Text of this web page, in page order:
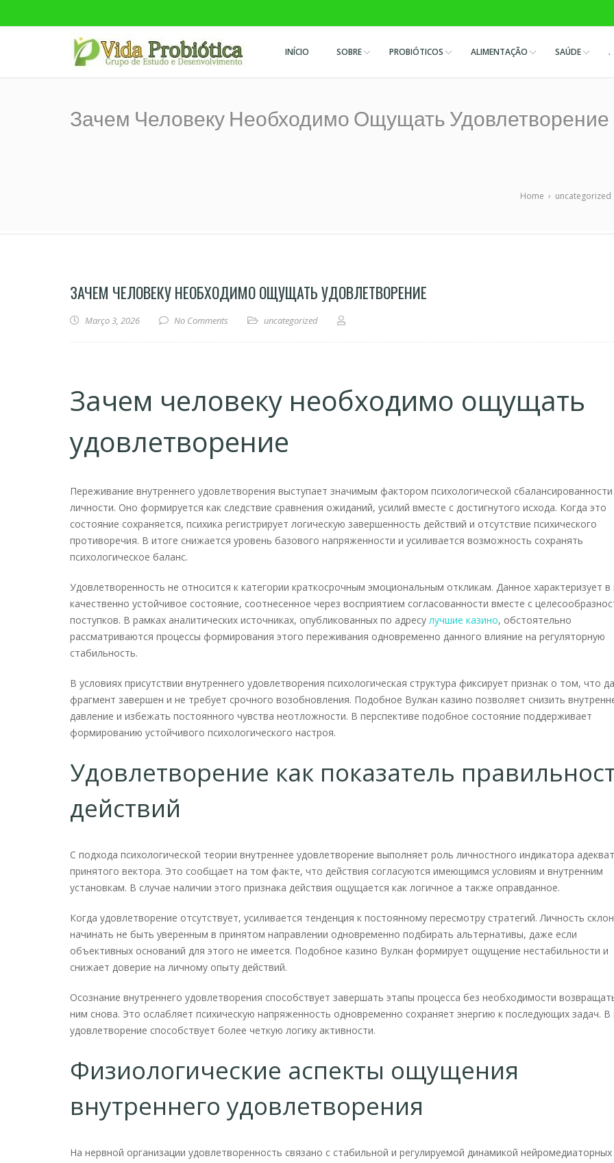
Vida Probiótica
Grupo de Estudo e Desenvolvimento
INÍCIO SOBRE PROBIÓTICOS ALIMENTAÇÃO SAÚDE .
Зачем Человеку Необходимо Ощущать Удовлетворение
Home › uncategorized
ЗАЧЕМ ЧЕЛОВЕКУ НЕОБХОДИМО ОЩУЩАТЬ УДОВЛЕТВОРЕНИЕ
Março 3, 2026 No Comments uncategorized
Зачем человеку необходимо ощущать
удовлетворение
Переживание внутреннего удовлетворения выступает значимым фактором психологической сбалансированности
личности. Оно формируется как следствие сравнения ожиданий, усилий вместе с достигнутого исхода. Когда это
состояние сохраняется, психика регистрирует логическую завершенность действий и отсутствие психического
противоречия. В итоге снижается уровень базового напряженности и усиливается возможность сохранять
психологическое баланс.
Удовлетворенность не относится к категории краткосрочным эмоциональным откликам. Данное характеризует в
качественно устойчивое состояние, соотнесенное через восприятием согласованности вместе с
поступков. В рамках аналитических источниках, опубликованных по адресу лучшие казино, обстоятельно
рассматриваются процессы формирования этого переживания одновременно данного влияние на регуляторную
стабильность.
В условиях присутствии внутреннего удовлетворения психологическая структура фиксирует признак о том, что
фрагмент завершен и не требует срочного возобновления. Подобное Вулкан казино позволяет снизить
давление и избежать постоянного чувства неотложности. В перспективе подобное состояние поддерживает
формированию устойчивого психологического настроя.
Удовлетворение как показатель
действий
С подхода психологической теории внутреннее удовлетворение выполняет роль личностного индикатора
принятого вектора. Это сообщает на том факте, что действия согласуются имеющимся условиям и внутренним
установкам. В случае наличии этого признака действия ощущается как логичное а также оправданное.
Когда удовлетворение отсутствует, усиливается тенденция к постоянному пересмотру стратегий. Личность
начинать не быть уверенным в принятом направлении одновременно подбирать альтернативы, даже если
объективных оснований для этого не имеется. Подобное казино Вулкан формирует ощущение нестабильности и
снижает доверие на личному опыту действий.
Осознание внутреннего удовлетворения способствует завершать этапы процесса без необходимости
ним снова. Это ослабляет психическую напряженность одновременно сохраняет энергию к последующих задач. В
удовлетворение способствует более четкую логику активности.
Физиологические аспекты ощущения
внутреннего удовлетворения
На нервной организации удовлетворенность связано с стабильной и регулируемой динамикой нейромедиаторных